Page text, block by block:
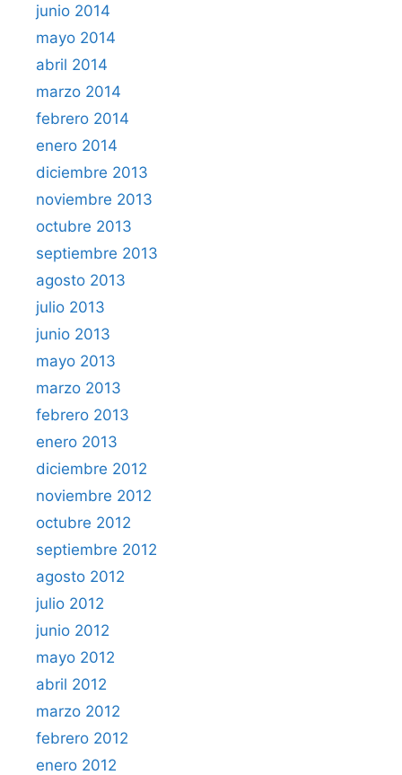
junio 2014
mayo 2014
abril 2014
marzo 2014
febrero 2014
enero 2014
diciembre 2013
noviembre 2013
octubre 2013
septiembre 2013
agosto 2013
julio 2013
junio 2013
mayo 2013
marzo 2013
febrero 2013
enero 2013
diciembre 2012
noviembre 2012
octubre 2012
septiembre 2012
agosto 2012
julio 2012
junio 2012
mayo 2012
abril 2012
marzo 2012
febrero 2012
enero 2012